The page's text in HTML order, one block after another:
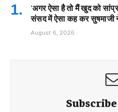
'अगर ऐसा है तो मैं खुद को
संसद में ऐसा कह कर सुषमाजी
August 6, 2026